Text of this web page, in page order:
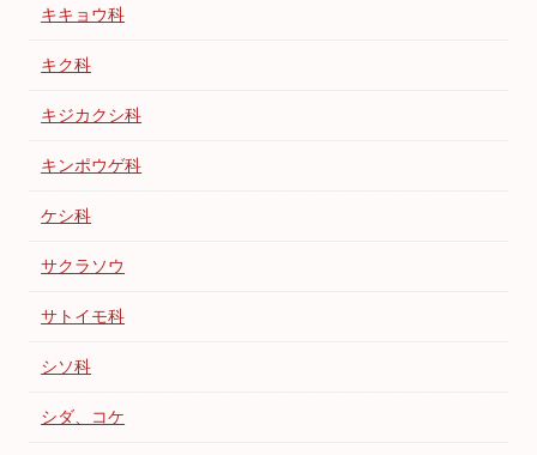
キキョウ科
キク科
キジカクシ科
キンポウゲ科
ケシ科
サクラソウ
サトイモ科
シソ科
シダ、コケ